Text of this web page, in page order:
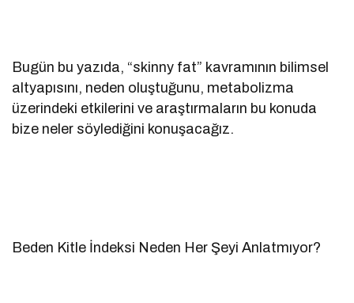
Bugün bu yazıda, “skinny fat” kavramının bilimsel
altyapısını, neden oluştuğunu, metabolizma
üzerindeki etkilerini ve araştırmaların bu konuda
bize neler söylediğini konuşacağız.
Beden Kitle İndeksi Neden Her Şeyi Anlatmıyor?